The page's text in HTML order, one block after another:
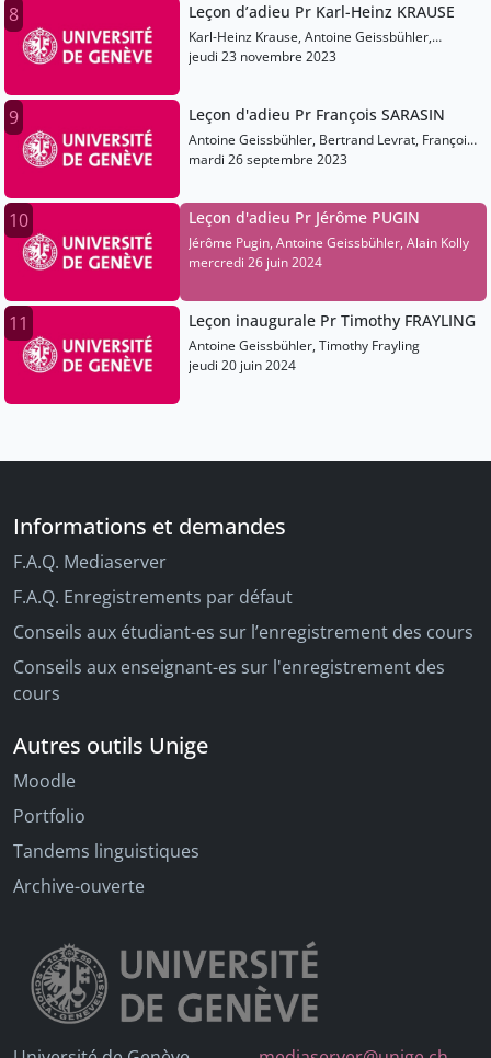
8 Leçon d’adieu Pr Karl-Heinz KRAUSE
Karl-Heinz Krause, Antoine Geissbühler,
Deloche (Unitec) Olivier
jeudi 23 novembre 2023
9 Leçon d'adieu Pr François SARASIN
Antoine Geissbühler, Bertrand Levrat, François
Sarasin
mardi 26 septembre 2023
10 Leçon d'adieu Pr Jérôme PUGIN
Jérôme Pugin, Antoine Geissbühler, Alain Kolly
mercredi 26 juin 2024
11 Leçon inaugurale Pr Timothy FRAYLING
Antoine Geissbühler, Timothy Frayling
jeudi 20 juin 2024
Informations et demandes
F.A.Q. Mediaserver
F.A.Q. Enregistrements par défaut
Conseils aux étudiant-es sur l’enregistrement des cours
Conseils aux enseignant-es sur l'enregistrement des
cours
Autres outils Unige
Moodle
Portfolio
Tandems linguistiques
Archive-ouverte